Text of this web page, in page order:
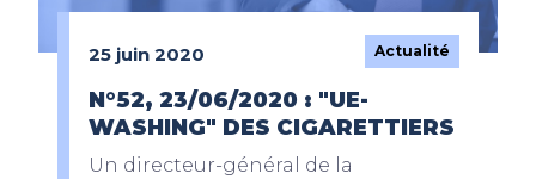
25 juin 2020 Actualité
N°52, 23/06/2020 : "UE-
WASHING" DES CIGARETTIERS
Un directeur-général de la